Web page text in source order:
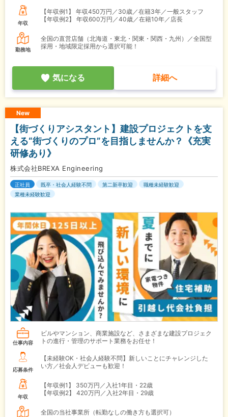
年収
【年収例1】
年収450万円／30歳／在籍3年／一般スタッフ
【年収例2】
年収600万円／40歳／在籍10年／店長
勤務地
全国の直営店舗（北海道・東北・関東・関西・九州）／全国型
採用・地域限定採用から選択可能！
気になる 詳細へ
New
【街づくりアシスタント】建設プロジェクトを支
える“街づくりのプロ”を目指しませんか？《充実
研修あり》
株式会社BREXA Engineering
正社員 既卒・社会人経験不問 第二新卒歓迎
職種未経験歓迎
業種未経験歓迎
仕事内容
ビルやマンション、商業施設など、さまざまな建設プロジェク
トの進行・管理のサポート業務をお任せ！
応募条件
【未経験OK・社会人経験不問】新しいことにチャレンジした
い方／社会人デビューも歓迎！
年収
【年収例1】
350万円／入社1年目・22歳
【年収例2】
420万円／入社2年目・29歳
全国の当社事業所（転勤なしの働き方も選択可）